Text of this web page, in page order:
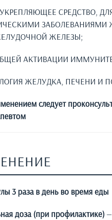
СРЕДСТВО,
ЗАБОЛЕВАНИЯМИ
ЖЕЛЕЗЫ;
АКТИВАЦИИ
ЖЕЛУДКА, ПЕЧЕНИ И
следует
3 раза в день во время еды
доза (при профилактике)